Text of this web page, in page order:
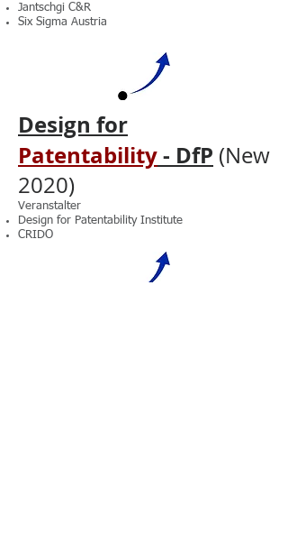
Jantschgi C&R
Six Sigma Austria
Design for
Patentability- DfP (New
2020)
Veranstalter
Design for Patentability Institute
CRIDO